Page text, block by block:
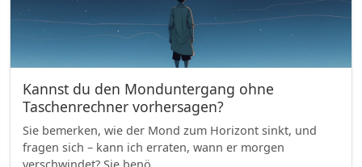
Kannst du den Monduntergang ohne
Taschenrechner vorhersagen?
Sie bemerken, wie der Mond zum Horizont sinkt, und
fragen sich – kann ich erraten, wann er morgen